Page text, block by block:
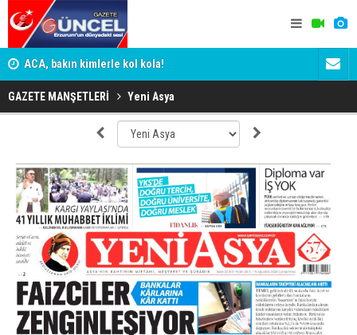
ACA, bakın kimlerle kol kola!
GAZETE MANŞETLERİ Yeni Asya